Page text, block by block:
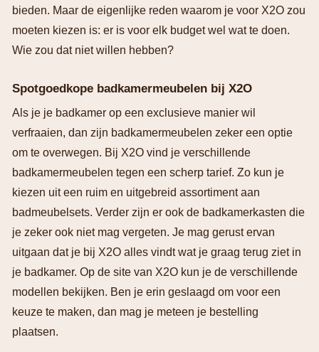
bieden. Maar de eigenlijke reden waarom je voor X2O zou
moeten kiezen is: er is voor elk budget wel wat te doen.
Wie zou dat niet willen hebben?
Spotgoedkope badkamermeubelen bij X2O
Als je je badkamer op een exclusieve manier wil
verfraaien, dan zijn badkamermeubelen zeker een optie
om te overwegen. Bij X2O vind je verschillende
badkamermeubelen tegen een scherp tarief. Zo kun je
kiezen uit een ruim en uitgebreid assortiment aan
badmeubelsets. Verder zijn er ook de badkamerkasten die
je zeker ook niet mag vergeten. Je mag gerust ervan
uitgaan dat je bij X2O alles vindt wat je graag terug ziet in
je badkamer. Op de site van X2O kun je de verschillende
modellen bekijken. Ben je erin geslaagd om voor een
keuze te maken, dan mag je meteen je bestelling
plaatsen.